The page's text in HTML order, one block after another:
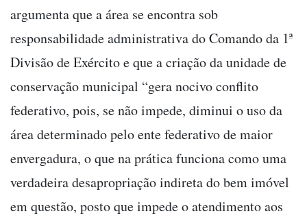
argumenta que a área se encontra sob
responsabilidade administrativa do Comando da 1ª
Divisão de Exército e que a criação da unidade de
conservação municipal “gera nocivo conflito
federativo, pois, se não impede, diminui o uso da
área determinado pelo ente federativo de maior
envergadura, o que na prática funciona como uma
verdadeira desapropriação indireta do bem imóvel
em questão, posto que impede o atendimento aos